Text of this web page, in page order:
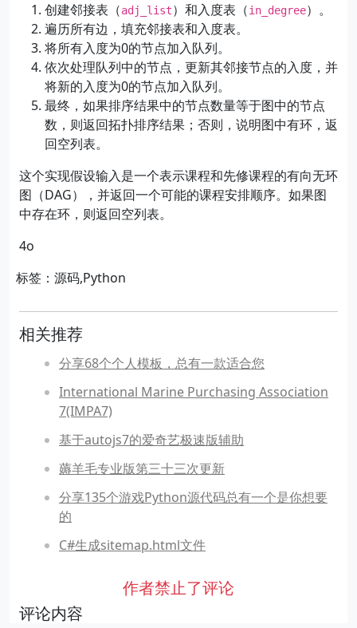
创建邻接表（adj_list）和入度表（in_degree）。
遍历所有边，填充邻接表和入度表。
将所有入度为0的节点加入队列。
依次处理队列中的节点，更新其邻接节点的入度，并
将新的入度为0的节点加入队列。
最终，如果排序结果中的节点数量等于图中的节点
数，则返回拓扑排序结果；否则，说明图中有环，返
回空列表。
这个实现假设输入是一个表示课程和先修课程的有向无环
图（DAG），并返回一个可能的课程安排顺序。如果图
中存在环，则返回空列表。
4o
标签：源码,Python
相关推荐
分享68个个人模板，总有一款适合您
International Marine Purchasing Association
7(IMPA7)
基于autojs7的爱奇艺极速版辅助
薅羊毛专业版第三十三次更新
分享135个游戏Python源代码总有一个是你想要
的
C#生成sitemap.html文件
作者禁止了评论
评论内容